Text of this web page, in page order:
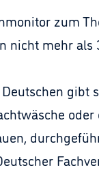
zum
nicht mehr als
gibt